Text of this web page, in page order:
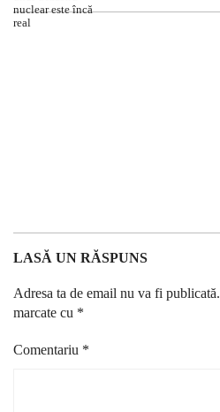
LASĂ UN RĂSPUNS
Adresa ta de email nu va fi publicată.
marcate cu *
Comentariu *